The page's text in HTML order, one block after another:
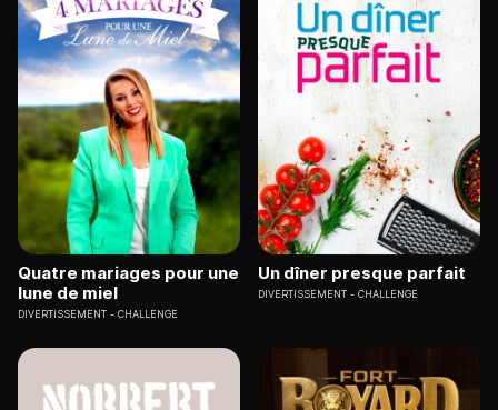
Quatre mariages pour une
lune de miel
DIVERTISSEMENT CHALLENGE
Un dîner presque parfait
DIVERTISSEMENT CHALLENGE